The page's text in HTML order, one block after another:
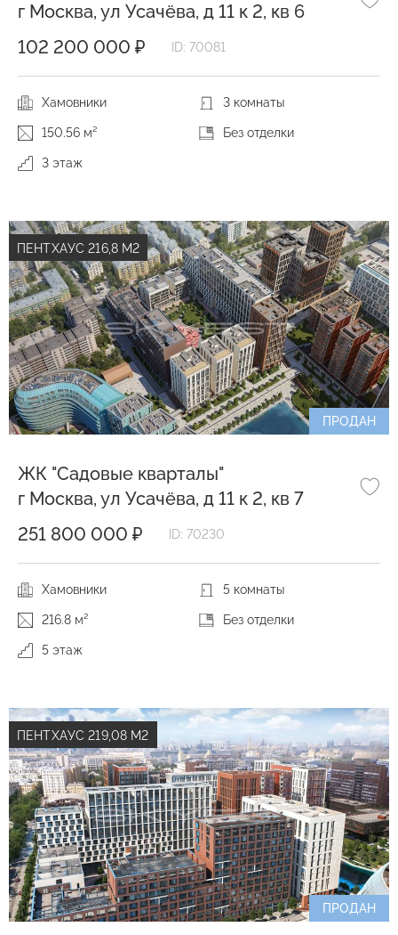
г Москва, ул Усачёва, д 11 к 2, кв 6
102 200 000 ₽
ID: 70081
Хамовники 3 комнаты
150.56 м² Без отделки
3 этаж
ПЕНТХАУС 216,8 М2
ПРОДАН
ЖК "Садовые кварталы"
г Москва, ул Усачёва, д 11 к 2, кв 7
251 800 000 ₽
ID: 70230
Хамовники 5 комнаты
216.8 м² Без отделки
5 этаж
ПЕНТХАУС 219,08 М2
ПРОДАН